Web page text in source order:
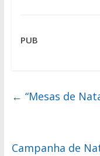
PUB
← “Mesas de
Campanha de